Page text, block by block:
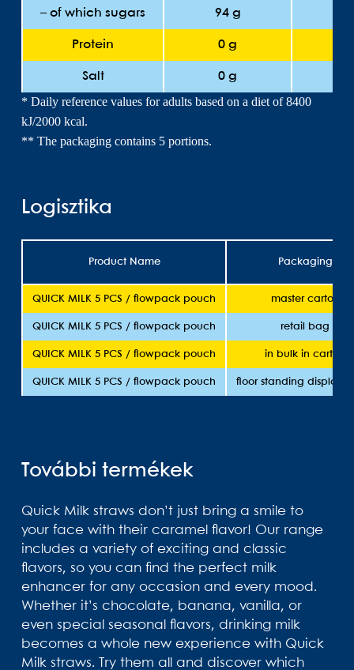
– of which sugars 94 g
Protein 0 g
Salt 0 g
* Daily reference values for adults based on a diet of 8400
kJ/2000 kcal.
** The packaging contains 5 portions.
Logisztika
Product Name Packaging
QUICK MILK 5 PCS / flowpack pouch master carton
QUICK MILK 5 PCS / flowpack pouch retail bag
QUICK MILK 5 PCS / flowpack pouch in bulk in carton
QUICK MILK 5 PCS / flowpack pouch floor standing display
További termékek
Quick Milk straws don’t just bring a smile to
your face with their caramel flavor! Our range
includes a variety of exciting and classic
flavors, so you can find the perfect milk
enhancer for any occasion and every mood.
Whether it’s chocolate, banana, vanilla, or
even special seasonal flavors, drinking milk
becomes a whole new experience with Quick
Milk straws. Try them all and discover which